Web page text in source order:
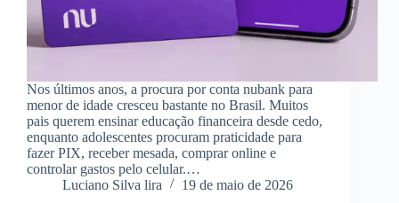
Nos últimos anos, a procura por conta nubank para
menor de idade cresceu bastante no Brasil. Muitos
pais querem ensinar educação financeira desde cedo,
enquanto adolescentes procuram praticidade para
fazer PIX, receber mesada, comprar online e
controlar gastos pelo celular.…
Luciano Silva lira
19 de maio de 2026